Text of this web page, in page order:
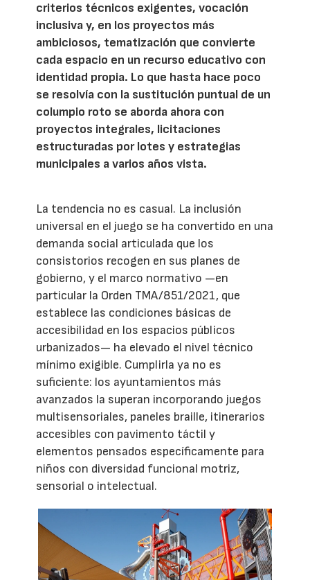
criterios técnicos exigentes, vocación
inclusiva y, en los proyectos más
ambiciosos, tematización que convierte
cada espacio en un recurso educativo con
identidad propia. Lo que hasta hace poco
se resolvía con la sustitución puntual de un
columpio roto se aborda ahora con
proyectos integrales, licitaciones
estructuradas por lotes y estrategias
municipales a varios años vista.
La tendencia no es casual. La inclusión
universal en el juego se ha convertido en una
demanda social articulada que los
consistorios recogen en sus planes de
gobierno, y el marco normativo —en
particular la Orden TMA/851/2021, que
establece las condiciones básicas de
accesibilidad en los espacios públicos
urbanizados— ha elevado el nivel técnico
mínimo exigible. Cumplirla ya no es
suficiente: los ayuntamientos más
avanzados la superan incorporando juegos
multisensoriales, paneles braille, itinerarios
accesibles con pavimento táctil y
elementos pensados específicamente para
niños con diversidad funcional motriz,
sensorial o intelectual.